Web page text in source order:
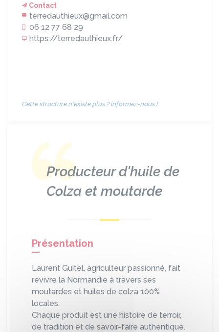
Contact
terredauthieux@gmail.com
06 12 77 68 29
https://terredauthieux.fr/
Cette structure n'existe plus ? informez-nous !
Producteur d'huile de
Colza et moutarde
Présentation
Laurent Guitel, agriculteur passionné, fait
revivre la Normandie à travers ses
moutardes et huiles de colza 100%
locales.
Chaque produit est une histoire de terroir,
de tradition et de savoir-faire authentique.